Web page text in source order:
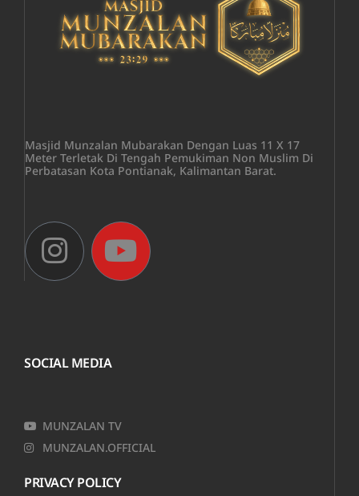
Masjid Munzalan Mubarakan Dengan Luas 11 X 17
Meter Terletak Di Tengah Pemukiman Non Muslim Di
Perbatasan Kota Pontianak, Kalimantan Barat.
SOCIAL MEDIA
MUNZALAN TV
MUNZALAN.OFFICIAL
PRIVACY POLICY